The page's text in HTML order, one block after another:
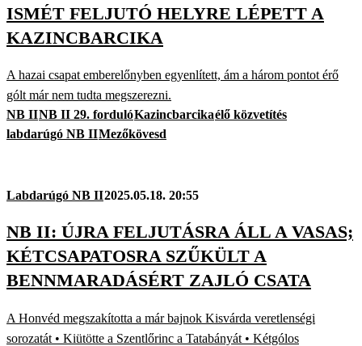
ISMÉT FELJUTÓ HELYRE LÉPETT A
KAZINCBARCIKA
A hazai csapat emberelőnyben egyenlített, ám a három pontot érő
gólt már nem tudta megszerezni.
NB IINB II 29. fordulóKazincbarcikaélő közvetítés
labdarúgó NB IIMezőkövesd
Labdarúgó NB II2025.05.18. 20:55
NB II: ÚJRA FELJUTÁSRA ÁLL A VASAS;
KÉTCSAPATOSRA SZŰKÜLT A
BENNMARADÁSÉRT ZAJLÓ CSATA
A Honvéd megszakította a már bajnok Kisvárda veretlenségi
sorozatát • Kiütötte a Szentlőrinc a Tatabányát • Kétgólos